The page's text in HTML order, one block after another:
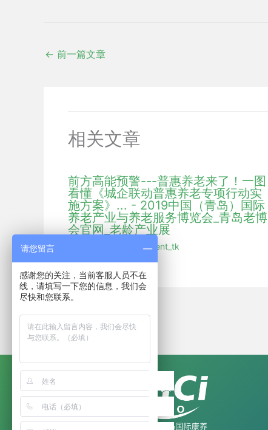
← 前一篇文章
相关文章
前方高能预警---普惠养老来了！一图
看懂《城企联动普惠养老专项行动实
施方案》... - 2019中国（青岛）国际
养老产业与养老服务博览会_青岛老博
会官网_老龄产业展
hmdent_tk
请您留言
感谢您的关注，当前客服人员不在
线，请填写一下您的信息，我们会
尽快和您联系。